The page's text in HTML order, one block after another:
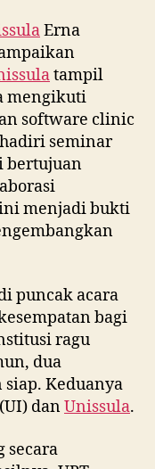
Erna
tampil
mengikuti
software clinic
seminar
bertujuan
menjadi bukti
puncak acara
bagi
ragu
dua
Keduanya
danUnissula.
secara